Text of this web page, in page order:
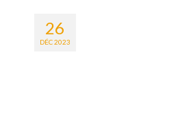
26
DÉC 2023